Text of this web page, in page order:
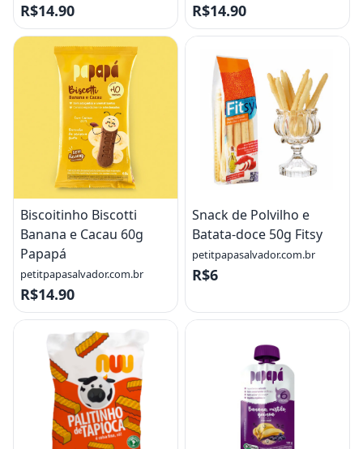
R$14.90 R$14.90
Biscoitinho Biscotti
Banana e Cacau 60g
Papapá
petitpapasalvador.com.br
R$14.90
Snack de Polvilho e
Batata-doce 50g Fitsy
petitpapasalvador.com.br
R$6